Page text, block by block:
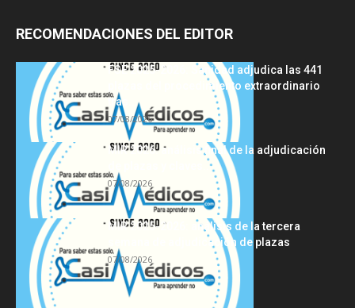
RECOMENDACIONES DEL EDITOR
FSE 2025-2026: Sanidad adjudica las 441
plazas del procedimiento extraordinario
tras...
07/08/2026
MIR 2026: análisis final de la adjudicación
de plazas y claves...
07/08/2026
MIR 2025-2026: análisis de la tercera
semana de adjudicación de plazas
07/08/2026